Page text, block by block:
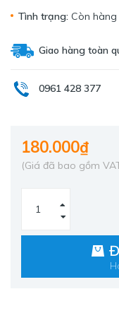
Tình trạng: Còn hàng
Giao hàng toàn
0961 428 377
180.000₫
(Giá đã bao gồm